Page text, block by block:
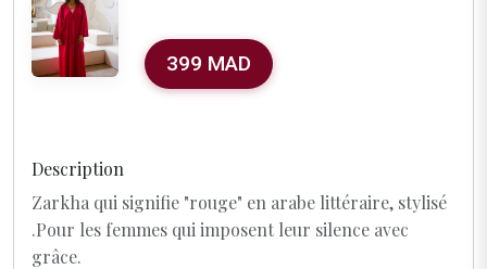
399 MAD
Description
Zarkha qui signifie "rouge" en arabe littéraire, stylisé
.Pour les femmes qui imposent leur silence avec
grâce.